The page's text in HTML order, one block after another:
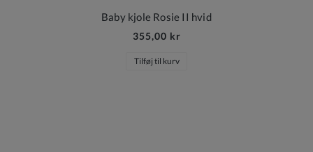
Baby kjole Rosie II hvid
355,00 kr
Tilføj til kurv